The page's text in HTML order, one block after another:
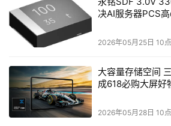
当然，几乎没有哪家公司能像
外部资源，Google好像已经下定决
能扩展到社会的每一方面，囊括全世
Girouard透露，Google Mini搜索
家企业用户，Google Mini是与今年
价的小型搜索服务器。
决AI服务器PCS
2026年05月25日 10
大容量存储空间
成618必购大屏好
2026年05月28日 10